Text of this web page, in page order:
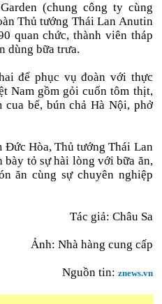
(chung công ty cùng
Thủ tướng Thái Lan Anutin
quan chức, thành viên tháp
dùng bữa trưa.
để phục vụ đoàn với thực
Nam gồm gỏi cuốn tôm thịt,
cua bể, bún chả Hà Nội, phở
Đức Hòa, Thủ tướng Thái Lan
bày tỏ sự hài lòng với bữa ăn,
ăn cùng sự chuyên nghiệp
Tác giả: Châu Sa
Ảnh: Nhà hàng cung cấp
Nguồn tin: znews.vn